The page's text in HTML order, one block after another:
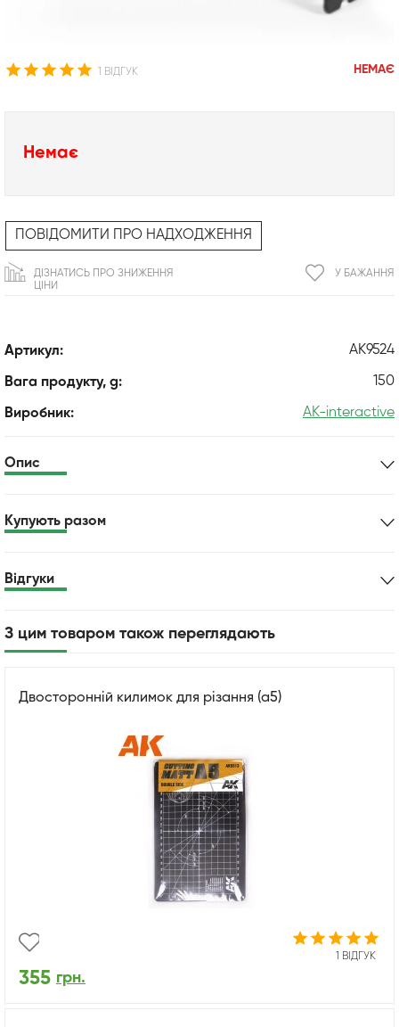
1 ВІДГУК НЕМАЄ
Артикул: AK9524
Вага продукту, g: 150
Виробник: AK-interactive
Немає
ПОВІДОМИТИ ПРО НАДХОДЖЕННЯ
У БАЖАННЯ
ДІЗНАТИСЬ ПРО ЗНИЖЕННЯ
ЦІНИ
Опис
Купують разом
Відгуки
З цим товаром також переглядають
Двосторонній килимок для різання (a5)
1 ВІДГУК
355 грн.